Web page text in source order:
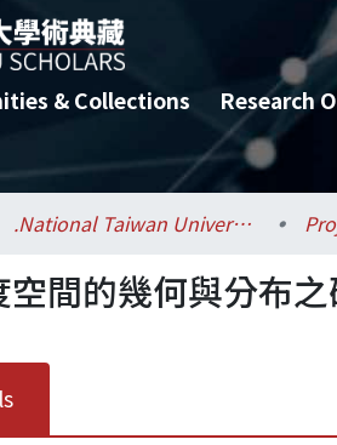
& Collections Research
.National Taiwan University / 國立臺灣大學
空間的幾何與分布